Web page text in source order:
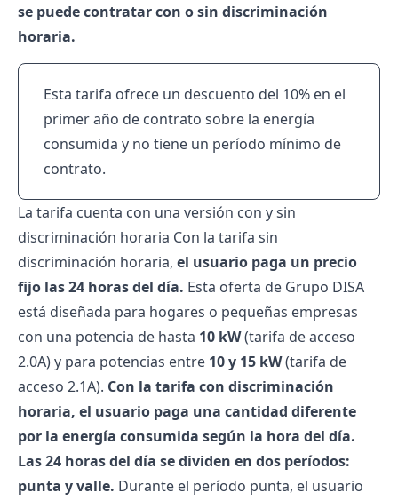
se puede contratar con o sin discriminación
horaria.
Esta tarifa ofrece un descuento del 10% en el
primer año de contrato sobre la energía
consumida y no tiene un período mínimo de
contrato.
La tarifa cuenta con una versión con y sin
discriminación horaria Con la tarifa sin
discriminación horaria, el usuario paga un precio
fijo las 24 horas del día. Esta oferta de Grupo DISA
está diseñada para hogares o pequeñas empresas
con una potencia de hasta 10 kW(tarifa de acceso
2.0A) y para potencias entre 10 y 15 kW(tarifa de
acceso 2.1A). Con la tarifa con discriminación
horaria, el usuario paga una cantidad diferente
por la energía consumida según la hora del día.
Las 24 horas del día se dividen en dos períodos:
punta y valle. Durante el período punta, el usuario